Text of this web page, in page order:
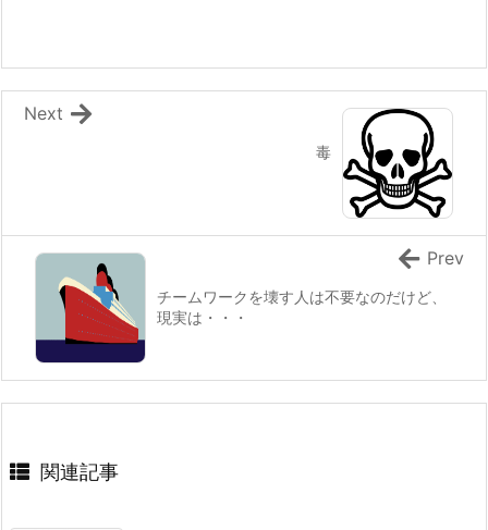
毒
Next
チームワークを壊す人は不要なのだけど、
現実は・・・
Prev
関連記事